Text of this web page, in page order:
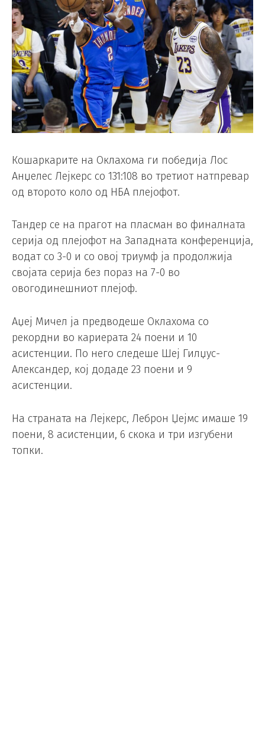
Кошаркарите на Оклахома ги победија Лос
Анџелес Лејкерс со 131:108 во третиот натпревар
од второто коло од НБА плејофот.
Тандер се на прагот на пласман во финалната
серија од плејофот на Западната конференција,
водат со 3-0 и со овој триумф ја продолжија
својата серија без пораз на 7-0 во
овогодинешниот плејоф.
Аџеј Мичел ја предводеше Оклахома со
рекордни во кариерата 24 поени и 10
асистенции. По него следеше Шеј Гилџус-
Александер, кој додаде 23 поени и 9
асистенции.
На страната на Лејкерс, Леброн Џејмс имаше 19
поени, 8 асистенции, 6 скока и три изгубени
топки.